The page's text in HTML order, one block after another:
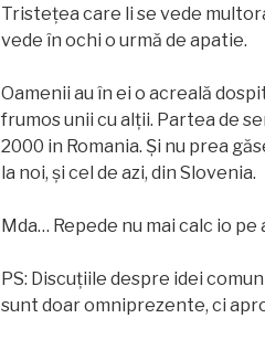
Tristețea care li se vede
vede în ochi o urmă de apatie.
Oamenii au în ei o acreală
frumos unii cu alții. Partea de
2000 in Romania. Și nu prea
la noi, și cel de azi, din Slovenia.
Mda… Repede nu mai calc io pe
PS: Discuțiile despre idei
sunt doar omniprezente, ci